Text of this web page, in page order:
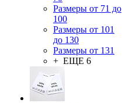
Размеры от 71 до
100
Размеры от 101
до 130
Размеры от 131
+ ЕЩЕ 6